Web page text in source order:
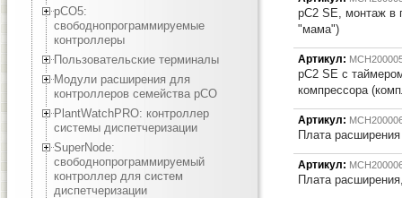
pCO5:
cвободнопрограммируемые
контроллеры
Пользовательские терминалы
Модули расширения для
контроллеров семейства pCO
PlantWatchPRO: контроллер
системы диспетчеризации
SuperNode:
свободнопрограммируемый
контроллер для систем
диспетчеризации
pC2 SE, монтаж в
"мама")
Артикул:
pC2 SE с
компрессора
Артикул:
Плата расширения
Артикул:
Плата